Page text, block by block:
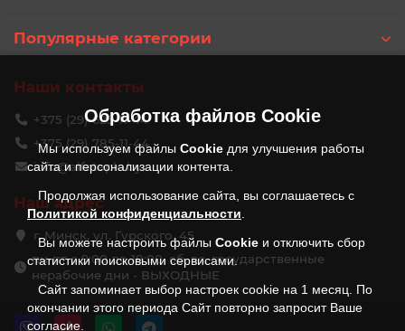
Обработка файлов Cookie
Мы используем файлы Cookie для улучшения работы
сайта и персонализации контента.
Продолжая использование сайта, вы соглашаетесь с
Политикой конфиденциальности
Вы можете настроить файлы Cookie и отключить сбор
статистики поисковыми сервисами.
Сайт запоминает выбор настроек cookie на 1 месяц. По
окончании этого периода Сайт повторно запросит Ваше
согласие.
Популярные категории
Наши контакты
+375 (29) 625-11-44
+375 (29) 785-11-44
info@alfateplo.by
Наш адрес
г. Минск, ул. Гурского, 45
пн-пт с 9:00 до 18:00, сб, вс, государственные
нерабочие дни - ВЫХОДНЫЕ